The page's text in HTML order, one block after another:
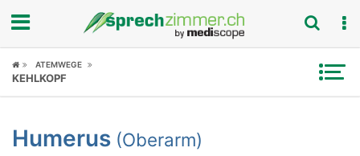
Fokus
Symptome
ATEMWEGE
KEHLKOPF
Humerus (Oberarm)